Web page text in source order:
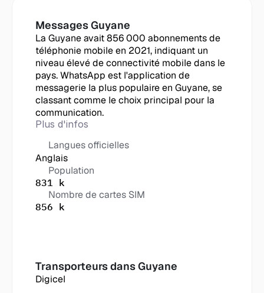
Messages Guyane
La Guyane avait 856 000 abonnements de
téléphonie mobile en 2021, indiquant un
niveau élevé de connectivité mobile dans le
pays. WhatsApp est l'application de
messagerie la plus populaire en Guyane, se
classant comme le choix principal pour la
communication.
Plus d'infos
Langues officielles
Anglais
Population
831 k
Nombre de cartes SIM
856 k
Transporteurs dans Guyane
Digicel